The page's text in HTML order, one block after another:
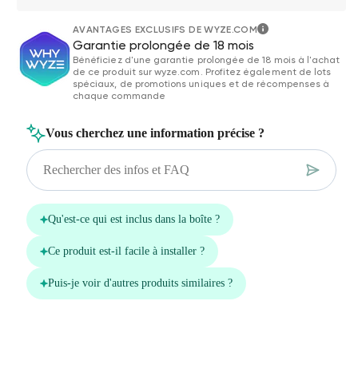
AVANTAGES EXCLUSIFS DE WYZE.COM
Garantie prolongée de 18 mois
Bénéficiez d'une garantie prolongée de 18 mois à l'achat
de ce produit sur wyze.com. Profitez également de lots
spéciaux, de promotions uniques et de récompenses à
chaque commande